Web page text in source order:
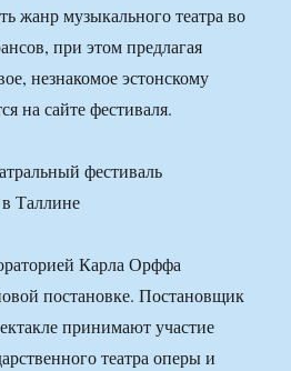
жанр музыкального театра во
при этом предлагая
незнакомое эстонскому
на сайте фестиваля.
Карла Орффа
постановке. Постановщик
принимают участие
театра оперы и